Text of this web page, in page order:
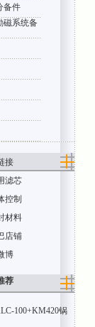
备件
磁系统备
接
滤芯
控制
材料
店铺
博
荐
100+KM420锅